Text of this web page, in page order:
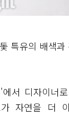
특유의 배색
서 디자이너
자연을 더